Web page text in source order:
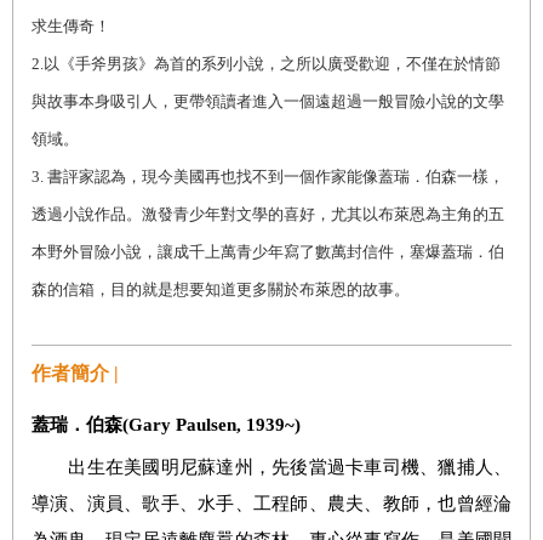
求生傳奇！
2. 以《手斧男孩》為首的系列小說，之所以廣受歡迎，不僅在於情節
與故事本身吸引人，更帶領讀者進入一個遠超過一般冒險小說的文學
領域。
3. 書評家認為，現今美國再也找不到一個作家能像蓋瑞．伯森一樣，
透過小說作品。激發青少年對文學的喜好，尤其以布萊恩為主角的五
本野外冒險小說，讓成千上萬青少年寫了數萬封信件，塞爆蓋瑞．伯
森的信箱，目的就是想要知道更多關於布萊恩的故事。
作者簡介 |
蓋瑞．伯森(Gary Paulsen, 1939~)
出生在美國明尼蘇達州，先後當過卡車司機、獵捕人、
導演、演員、歌手、水手、工程師、農夫、教師，也曾經淪